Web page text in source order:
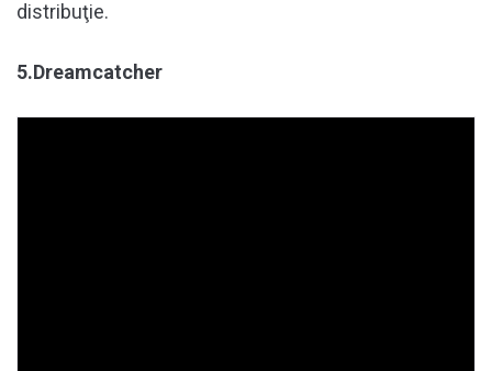
distribuţie.
5.Dreamcatcher